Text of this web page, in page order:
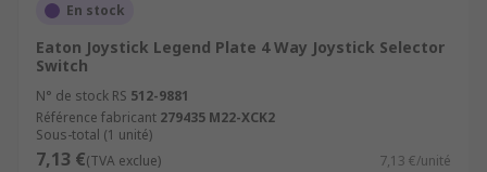
En stock
Eaton Joystick Legend Plate 4 Way Joystick Selector
Switch
N° de stock RS 512-9881
Référence fabricant 279435 M22-XCK2
Sous-total (1 unité)
7,13 €(TVA exclue) 7,13 €/unité